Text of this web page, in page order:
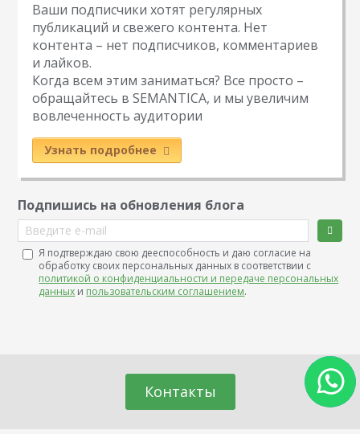
Ваши подписчики хотят регулярных
публикаций и свежего контента. Нет
контента – нет подписчиков, комментариев
и лайков.
Когда всем этим заниматься? Все просто –
обращайтесь в SEMANTICA, и мы увеличим
вовлеченность аудитории
Узнать подробнее
Подпишись на обновления блога
Введите e-mail
Я подтверждаю свою дееспособность и даю согласие на
обработку своих персональных данных в соответствии с
политикой о конфиденциальности и передаче персональных
данных и пользовательским соглашением.
Контакты